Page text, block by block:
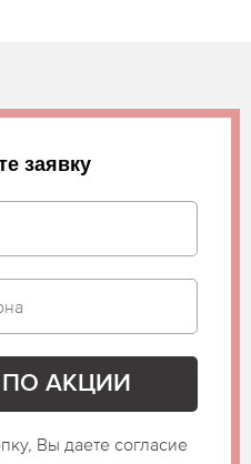
заявку
Вы даете согласие